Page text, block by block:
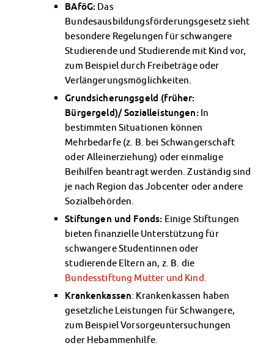
Schadensmeldung
Wohnen-FAQ
Dokumente
AnsprechpartnerInnen
Soziales & Beratung
Sozialberatung
Finanzierungsberatung
Rückerstattung Semesterbeitrag
PsychoSoziale Beratung
Kursangebote
Anmeldung Sonderveranstaltungen
Rechtsberatung
Chatberatung
FAQs Soziales & Beratung
Dokumente
AnsprechpartnerInnen
Kultur & Internationales
Beratung für Internationals
Wohnen für Internationals
IKUS und InterKultiTreff
Kulturförderung
KreativWorkshops
Magdeburger Studierendentage
BAföG: Das
Bundesausbildungsförderungsgesetz sieht
besondere Regelungen für schwangere
Studierende und Studierende mit Kind vor,
zum Beispiel durch Freibeträge oder
Verlängerungsmöglichkeiten.
Grundsicherungsgeld (früher:
Bürgergeld)/ Sozialleistungen: In
bestimmten Situationen können
Mehrbedarfe (z. B. bei Schwangerschaft
oder Alleinerziehung) oder einmalige
Beihilfen beantragt werden. Zuständig sind
je nach Region das Jobcenter oder andere
Sozialbehörden.
Stiftungen und Fonds: Einige Stiftungen
bieten finanzielle Unterstützung für
schwangere Studentinnen oder
studierende Eltern an, z. B. die
Bundesstiftung Mutter und Kind.
Krankenkassen: Krankenkassen haben
gesetzliche Leistungen für Schwangere,
zum Beispiel Vorsorgeuntersuchungen
oder Hebammenhilfe.